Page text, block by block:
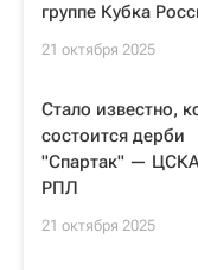
группе Кубка
21 октября 2025
Стало известно,
состоится дерби
"Спартак" —
РПЛ
21 октября 2025